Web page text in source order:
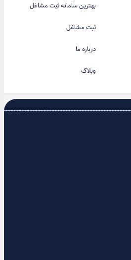
بهترین سامانه ثبت مشاغل
ثبت مشاغل
درباره ما
وبلاگ